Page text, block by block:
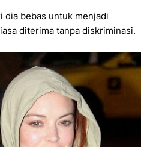
dia bebas untuk menjadi
diterima tanpa diskriminasi.